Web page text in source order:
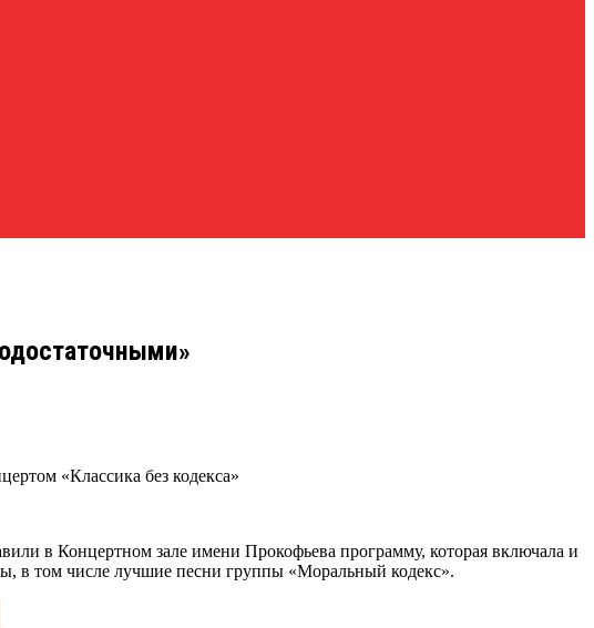
«Классика без кодекса»
в Концертном зале имени Прокофьева программу, которая включала и
в том числе лучшие песни группы «Моральный кодекс».